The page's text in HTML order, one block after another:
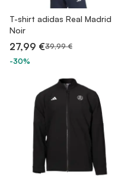
T-shirt adidas Real Madrid
Noir
27,99 €39,99 €
-30%